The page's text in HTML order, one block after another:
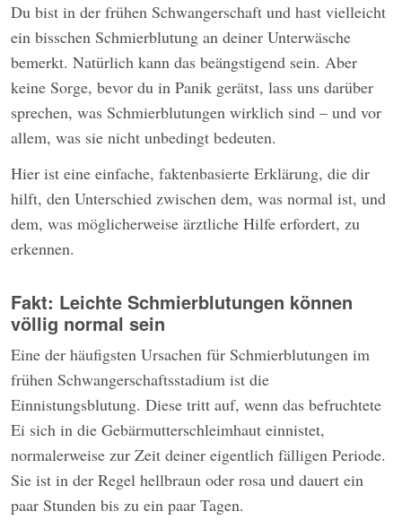
Du bist in der frühen Schwangerschaft und hast vielleicht
ein bisschen Schmierblutung an deiner Unterwäsche
bemerkt. Natürlich kann das beängstigend sein. Aber
keine Sorge, bevor du in Panik gerätst, lass uns darüber
sprechen, was Schmierblutungen wirklich sind – und vor
allem, was sie nicht unbedingt bedeuten.
Hier ist eine einfache, faktenbasierte Erklärung, die dir
hilft, den Unterschied zwischen dem, was normal ist, und
dem, was möglicherweise ärztliche Hilfe erfordert, zu
erkennen.
Fakt: Leichte Schmierblutungen können
völlig normal sein
Eine der häufigsten Ursachen für Schmierblutungen im
frühen Schwangerschaftsstadium ist die
Einnistungsblutung. Diese tritt auf, wenn das befruchtete
Ei sich in die Gebärmutterschleimhaut einnistet,
normalerweise zur Zeit deiner eigentlich fälligen Periode.
Sie ist in der Regel hellbraun oder rosa und dauert ein
paar Stunden bis zu ein paar Tagen.